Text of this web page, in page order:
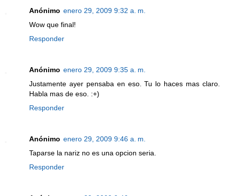
Anónimo enero 29, 2009 9:32 a. m.
Wow que final!
Responder
Anónimo enero 29, 2009 9:35 a. m.
Justamente ayer pensaba en eso. Tu lo haces mas claro.
Habla mas de eso. :+)
Responder
Anónimo enero 29, 2009 9:46 a. m.
Taparse la nariz no es una opcion seria.
Responder